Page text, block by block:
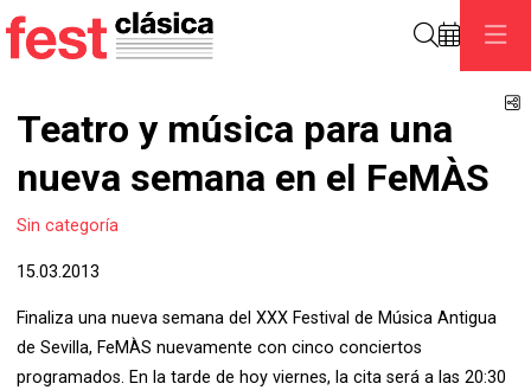
Teatro y música para una
nueva semana en el FeMÀS
Sin categoría
15.03.2013
Finaliza una nueva semana del XXX Festival de Música Antigua
de Sevilla, FeMÀS nuevamente con cinco conciertos
programados. En la tarde de hoy viernes, la cita será a las 20:30